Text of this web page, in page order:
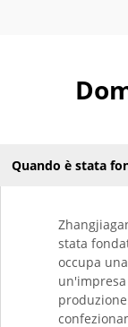
Quando è stata
stata
occupa